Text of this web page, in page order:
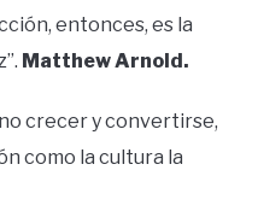
entonces, es la
Matthew Arnold.
crecer y convertirse,
como la cultura la